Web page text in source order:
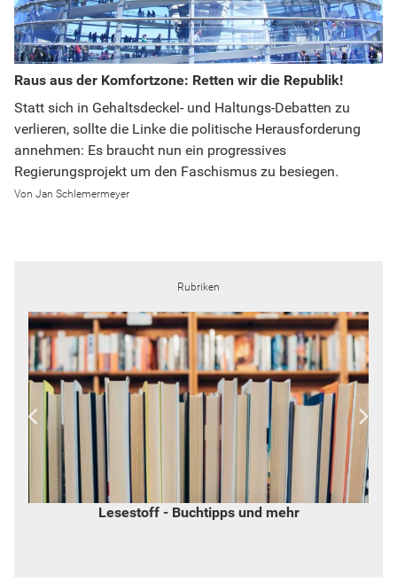
Raus aus der Komfortzone: Retten wir die Republik!
Statt sich in Gehaltsdeckel- und Haltungs-Debatten zu
verlieren, sollte die Linke die politische Herausforderung
annehmen: Es braucht nun ein progressives
Regierungsprojekt um den Faschismus zu besiegen.
Jan Schlemermeyer
Rubriken
Lesestoff - Buchtipps und mehr